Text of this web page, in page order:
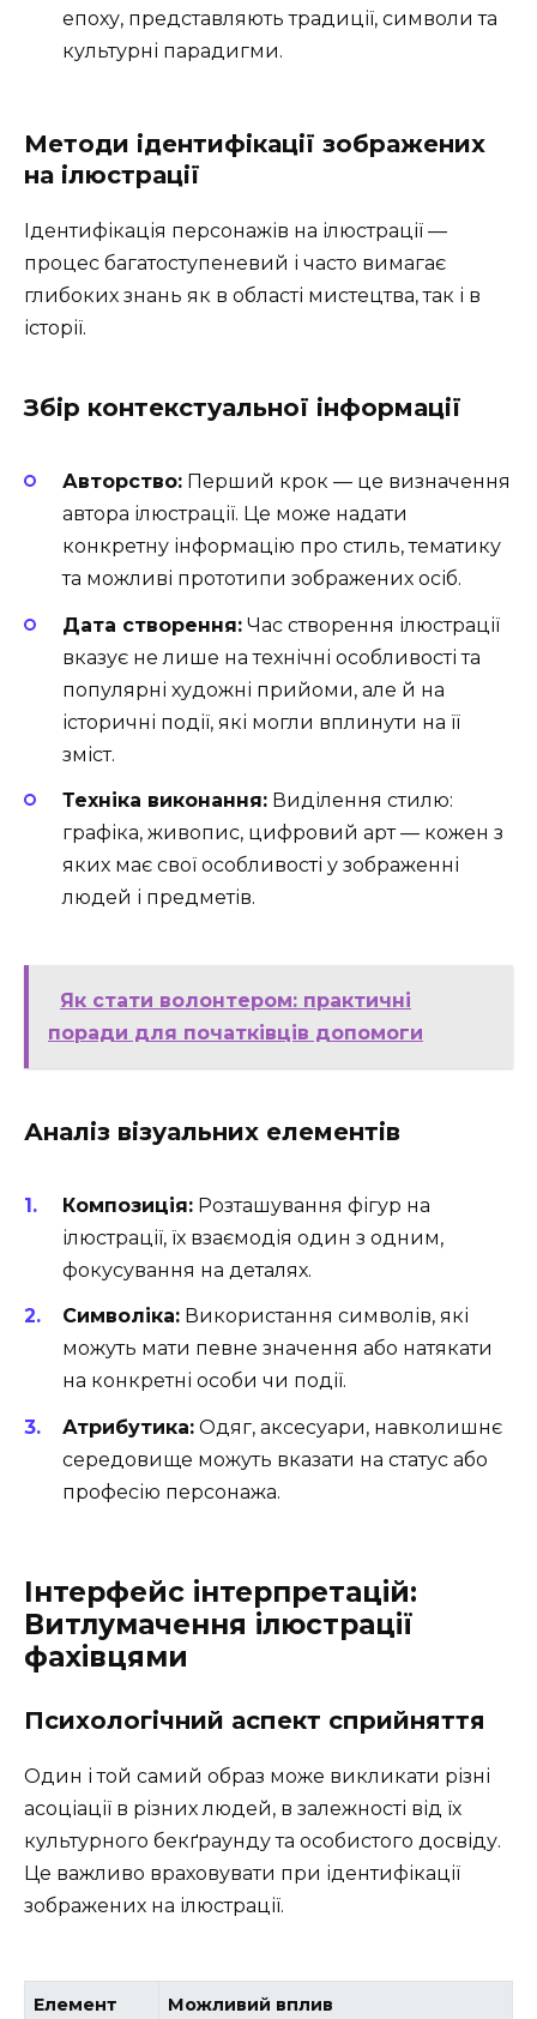
епоху, представляють традиції, символи та
культурні парадигми.
Методи ідентифікації зображених
на ілюстрації
Ідентифікація персонажів на ілюстрації —
процес багатоступеневий і часто вимагає
глибоких знань як в області мистецтва, так і в
історії.
Збір контекстуальної інформації
Авторство: Перший крок — це визначення
автора ілюстрації. Це може надати
конкретну інформацію про стиль, тематику
та можливі прототипи зображених осіб.
Дата створення: Час створення ілюстрації
вказує не лише на технічні особливості та
популярні художні прийоми, але й на
історичні події, які могли вплинути на її
зміст.
Техніка виконання: Виділення стилю:
графіка, живопис, цифровий арт — кожен з
яких має свої особливості у зображенні
людей і предметів.
Як стати волонтером: практичні
поради для початківців допомоги
Аналіз візуальних елементів
Композиція: Розташування фігур на
ілюстрації, їх взаємодія один з одним,
фокусування на деталях.
Символіка: Використання символів, які
можуть мати певне значення або натякати
на конкретні особи чи події.
Атрибутика: Одяг, аксесуари, навколишнє
середовище можуть вказати на статус або
професію персонажа.
Інтерфейс інтерпретацій:
Витлумачення ілюстрації
фахівцями
Психологічний аспект сприйняття
Один і той самий образ може викликати різні
асоціації в різних людей, в залежності від їх
культурного бекґраунду та особистого досвіду.
Це важливо враховувати при ідентифікації
зображених на ілюстрації.
Елемент Можливий вплив